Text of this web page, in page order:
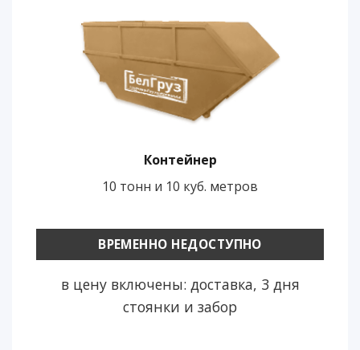
Контейнер
10 тонн и 10 куб. метров
ВРЕМЕННО НЕДОСТУПНО
в цену включены: доставка, 3 дня
стоянки и забор